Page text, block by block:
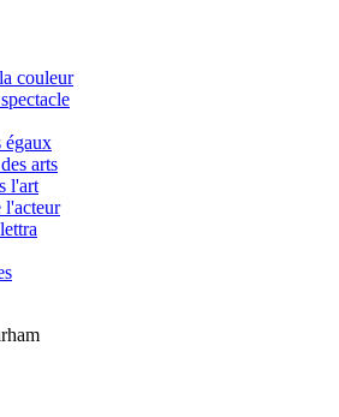
couleur
égaux
arts
l'art
l'acteur